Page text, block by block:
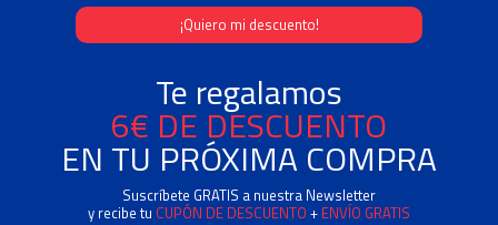
Te regalamos
6€ DE DESCUENTO
EN TU PRÓXIMA COMPRA
Suscríbete GRATIS a nuestra Newsletter
y recibe tu CUPÓN DE DESCUENTO + ENVÍO GRATIS